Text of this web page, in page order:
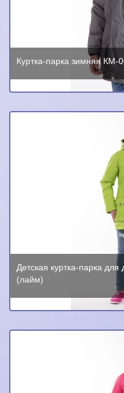
Куртка-парка зимняя КМ-
Детская куртка-парка
(лайм)